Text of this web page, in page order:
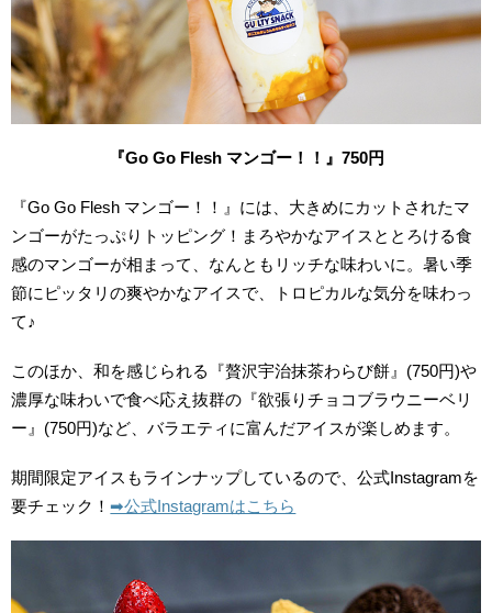
『Go Go Flesh マンゴー！！』750円
『Go Go Flesh マンゴー！！』には、大きめにカットされたマ
ンゴーがたっぷりトッピング！まろやかなアイスととろける食
感のマンゴーが相まって、なんともリッチな味わいに。暑い季
節にピッタリの爽やかなアイスで、トロピカルな気分を味わっ
て♪
このほか、和を感じられる『贅沢宇治抹茶わらび餅』(750円)や
濃厚な味わいで食べ応え抜群の『欲張りチョコブラウニーベリ
ー』(750円)など、バラエティに富んだアイスが楽しめます。
期間限定アイスもラインナップしているので、公式Instagramを
要チェック！➡︎公式Instagramはこちら